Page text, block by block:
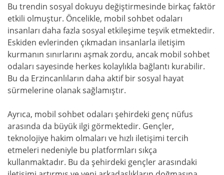
Bu trendin sosyal dokuyu değiştirmesinde birkaç faktör
etkili olmuştur. Öncelikle, mobil sohbet odaları
insanları daha fazla sosyal etkileşime teşvik etmektedir.
Eskiden evlerinden çıkmadan insanlarla iletişim
kurmanın sınırlarını aşmak zordu, ancak mobil sohbet
odaları sayesinde herkes kolaylıkla bağlantı kurabilir.
Bu da Erzincanlıların daha aktif bir sosyal hayat
sürmelerine olanak sağlamıştır.
Ayrıca, mobil sohbet odaları şehirdeki genç nüfus
arasında da büyük ilgi görmektedir. Gençler,
teknolojiye hakim olmaları ve hızlı iletişimi tercih
etmeleri nedeniyle bu platformları sıkça
kullanmaktadır. Bu da şehirdeki gençler arasındaki